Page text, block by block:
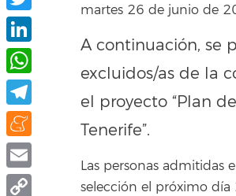
martes 26 de junio de
A continuación, se
excluidos/as de la
el proyecto “Plan
Tenerife”.
Las personas admitidas
selección el próximo
Twitter
LinkedIn
WhatsApp
Telegram
Meneame
Email